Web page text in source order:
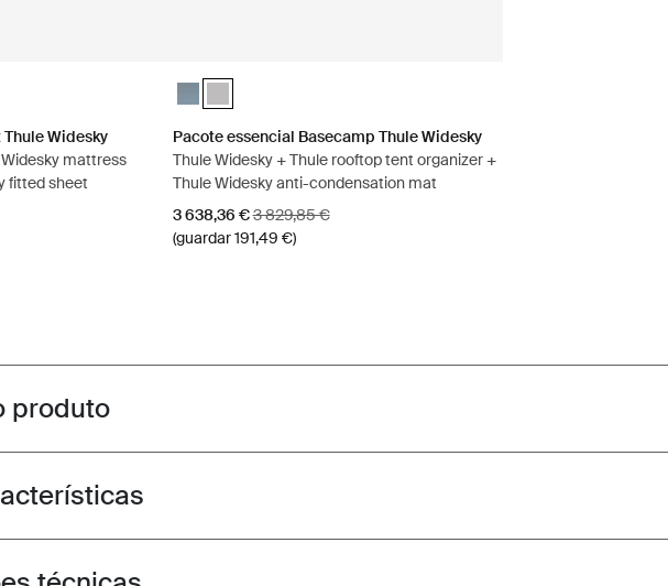
Widesky Ardósia escura
Thule Widesky Cinza Ashland (selected)
Widesky
mattress
fitted sheet
Pacote essencial Basecamp Thule Widesky Ardósia escura
Pacote essencial Basecamp Thule Widesky Cinza Ashland
Pacote essencial Basecamp Thule Widesky
Thule Widesky + Thule rooftop tent organizer +
Thule Widesky anti-condensation mat
Preço de venda
3 638,36 €Preço original
3 829,85 €
(guardar 191,49 €)
overview
produto
features
techspec